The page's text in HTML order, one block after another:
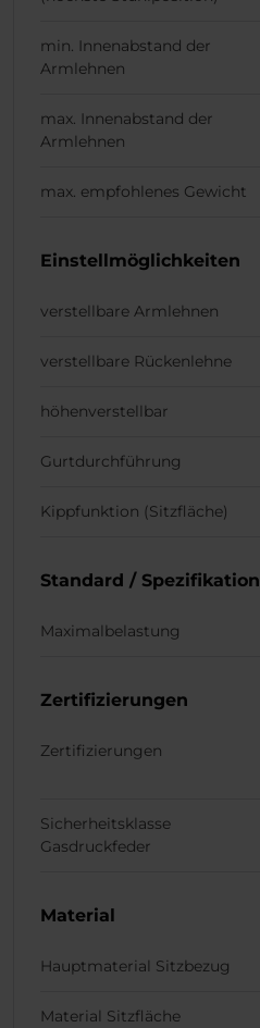
min. Innenabstand der
Armlehnen
max. Innenabstand der
Armlehnen
max. empfohlenes Gewicht
Einstellmöglichkeiten
verstellbare Armlehnen
verstellbare Rückenlehne
höhenverstellbar
Gurtdurchführung
Kippfunktion (Sitzfläche)
Standard / Spezifikation
Maximalbelastung
Zertifizierungen
Zertifizierungen
Sicherheitsklasse
Gasdruckfeder
Material
Hauptmaterial Sitzbezug
Material Sitzfläche